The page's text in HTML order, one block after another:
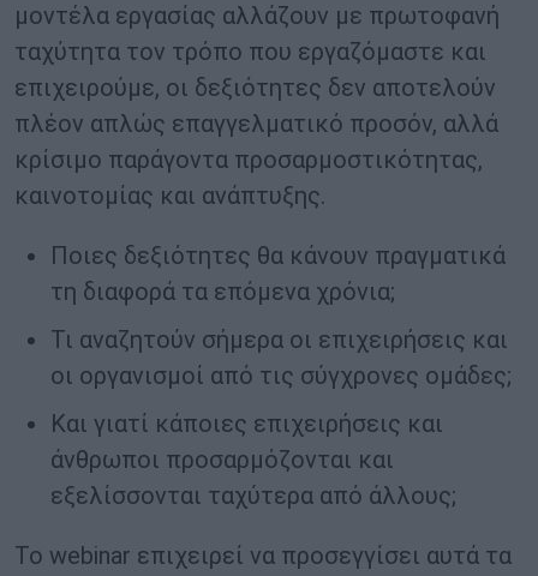
μοντέλα εργασίας αλλάζουν με πρωτοφανή
ταχύτητα τον τρόπο που εργαζόμαστε και
επιχειρούμε, οι δεξιότητες δεν αποτελούν
πλέον απλώς επαγγελματικό προσόν, αλλά
κρίσιμο παράγοντα προσαρμοστικότητας,
καινοτομίας και ανάπτυξης.
Ποιες δεξιότητες θα κάνουν πραγματικά
τη διαφορά τα επόμενα χρόνια;
Τι αναζητούν σήμερα οι επιχειρήσεις και
οι οργανισμοί από τις σύγχρονες ομάδες;
Και γιατί κάποιες επιχειρήσεις και
άνθρωποι προσαρμόζονται και
εξελίσσονται ταχύτερα από άλλους;
Το webinar επιχειρεί να προσεγγίσει αυτά τα